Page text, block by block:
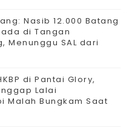
Nasib 12.000 Batang
di Tangan
Menunggu SAL dari
di Pantai Glory,
Lalai
Malah Bungkam Saat